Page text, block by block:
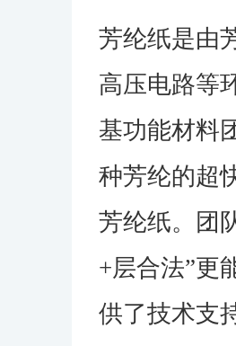
芳纶纸是由
高压电路等
基功能材料
种芳纶的超
芳纶纸。团
+层合法”更
供了技术支